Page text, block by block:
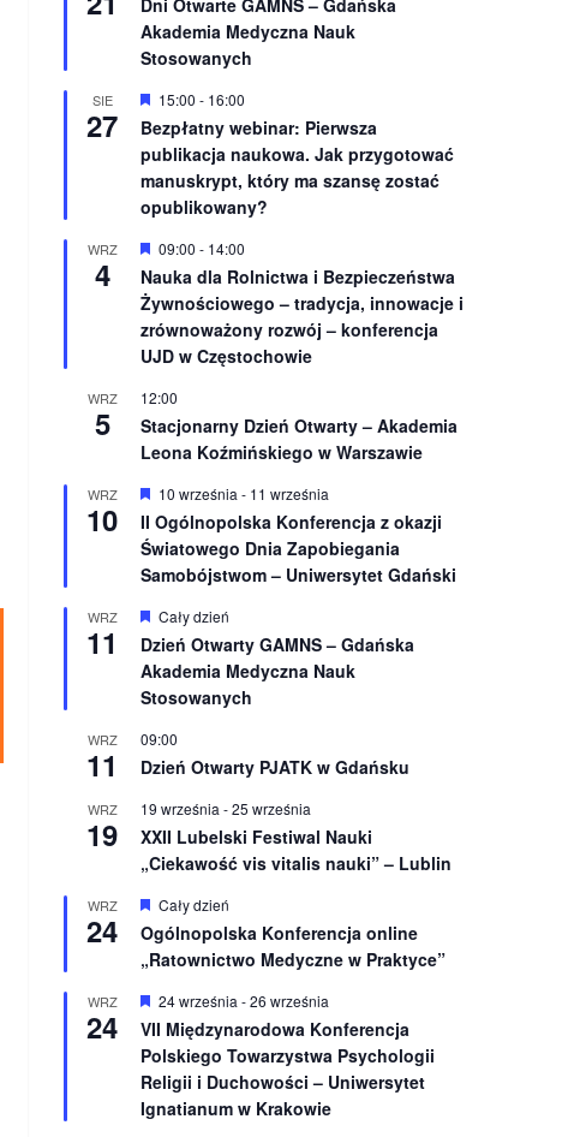
r
ó
ż
n
o
n
e
Dni Otwarte GAMNS – Gdańska
Akademia Medyczna Nauk
Stosowanych
SIE
27
W
r
ó
ż
n
i
n
e
15:00 - 16:00
Bezpłatny webinar: Pierwsza
publikacja naukowa. Jak przygotować
manuskrypt, który ma szansę zostać
opublikowany?
WRZ
4
W
r
ó
ż
n
i
n
e
09:00 - 14:00
Nauka dla Rolnictwa i Bezpieczeństwa
Żywnościowego – tradycja, innowacje i
zrównoważony rozwój – konferencja
UJD w Częstochowie
WRZ
5
12:00
Stacjonarny Dzień Otwarty – Akademia
Leona Koźmińskiego w Warszawie
WRZ
10
W
y
r
ó
ż
n
o
n
e
10 września - 11 września
II Ogólnopolska Konferencja z okazji
Światowego Dnia Zapobiegania
Samobójstwom – Uniwersytet Gdański
WRZ
11
W
y
r
ó
ż
n
o
n
Cały dzień
Dzień Otwarty GAMNS – Gdańska
Akademia Medyczna Nauk
Stosowanych
WRZ
11
09:00
Dzień Otwarty PJATK w Gdańsku
WRZ
19
19 września -25 września
XXII Lubelski Festiwal Nauki
„Ciekawość vis vitalis nauki” – Lublin
WRZ
24
W
r
ó
n
i
o
n
e
Cały dzień
Ogólnopolska Konferencja online
„Ratownictwo Medyczne w Praktyce”
WRZ
24
W
y
r
ó
ż
n
i
24 września -26 września
VII Międzynarodowa Konferencja
Polskiego Towarzystwa Psychologii
Religii i Duchowości – Uniwersytet
Ignatianum w Krakowie